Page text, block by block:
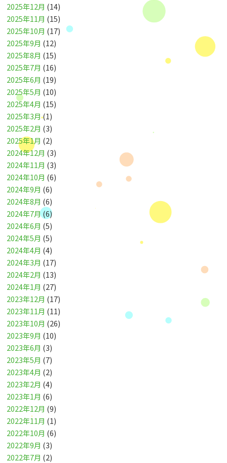
2025年12月 (14)
2025年11月 (15)
2025年10月 (17)
2025年9月 (12)
2025年8月 (15)
2025年7月 (16)
2025年6月 (19)
2025年5月 (10)
2025年4月 (15)
2025年3月(1)
2025年2月 (3)
2025年1月 (2)
2024年12月 (3)
2024年11月 (3)
2024年10月 (6)
2024年9月 (6)
2024年8月 (6)
2024年7月(6)
2024年6月 (5)
2024年5月 (5)
2024年4月 (4)
2024年3月 (17)
2024年2月 (13)
2024年1月 (27)
2023年12月 (17)
2023年11月 (11)
2023年10月 (26)
2023年9月 (10)
2023年6月 (3)
2023年5月 (7)
2023年4月 (2)
2023年2月 (4)
2023年1月 (6)
2022年12月 (9)
2022年11月 (1)
2022年10月 (6)
2022年9月 (3)
2022年7月 (2)